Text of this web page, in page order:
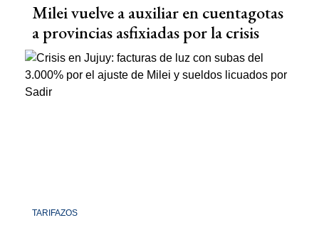
Milei vuelve a auxiliar en cuentagotas
a provincias asfixiadas por la crisis
TARIFAZOS